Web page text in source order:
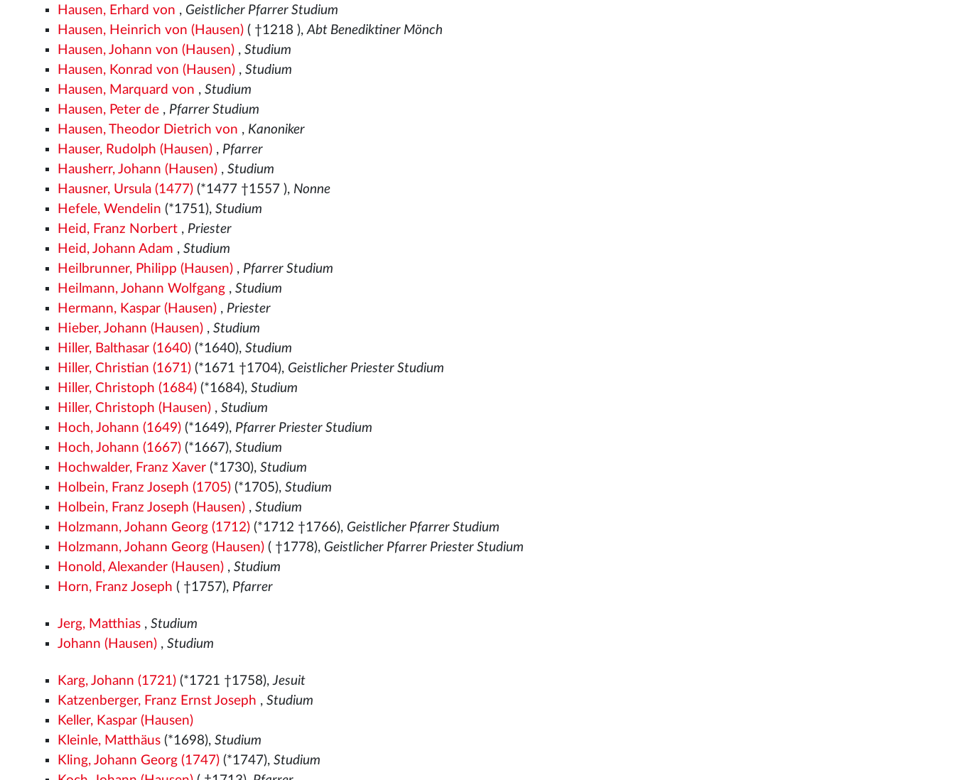
Hausen, Erhard von , Geistlicher Pfarrer Studium
Hausen, Heinrich von (Hausen) ( †1218 ),Abt Benediktiner Mönch
Hausen, Johann von (Hausen) ,Studium
Hausen, Konrad von (Hausen) ,Studium
Hausen, Marquard von ,Studium
Hausen, Peter de , Pfarrer Studium
Hausen, Theodor Dietrich von , Kanoniker
Hauser, Rudolph (Hausen) , Pfarrer
Hausherr, Johann (Hausen) ,Studium
Hausner, Ursula (1477) (*1477 †1557 ), Nonne
Hefele, Wendelin (*1751),Studium
Heid, Franz Norbert , Priester
Heid, Johann Adam ,Studium
Heilbrunner, Philipp (Hausen) , Pfarrer Studium
Heilmann, Johann Wolfgang ,Studium
Hermann, Kaspar (Hausen) , Priester
Hieber, Johann (Hausen) ,Studium
Hiller, Balthasar (1640) (*1640),Studium
Hiller, Christian (1671) (*1671 †1704), Geistlicher Priester Studium
Hiller, Christoph (1684) (*1684),Studium
Hiller, Christoph (Hausen) ,Studium
Hoch, Johann (1649) (*1649), Pfarrer Priester Studium
Hoch, Johann (1667) (*1667),Studium
Hochwalder, Franz Xaver (*1730),Studium
Holbein, Franz Joseph (1705) (*1705),Studium
Holbein, Franz Joseph (Hausen) ,Studium
Holzmann, Johann Georg (1712) (*1712 †1766), Geistlicher Pfarrer Studium
Holzmann, Johann Georg (Hausen) ( †1778), Geistlicher Pfarrer Priester Studium
Honold, Alexander (Hausen) ,Studium
Horn, Franz Joseph ( †1757), Pfarrer
Jerg, Matthias ,Studium
Johann (Hausen) ,Studium
Karg, Johann (1721) (*1721 †1758),Jesuit
Katzenberger, Franz Ernst Joseph ,Studium
Keller, Kaspar (Hausen)
Kleinle, Matthäus (*1698),Studium
Kling, Johann Georg (1747) (*1747),Studium